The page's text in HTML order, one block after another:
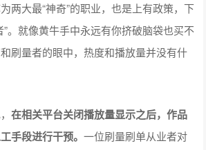
两大最“神奇”的职业，也是上有政策，下
”。就像黄牛手中永远有你挤破脑袋也买不
刷量者的眼中，热度和播放量并没有什
在相关平台关闭播放量显示之后，作品
手段进行干预。一位刷量刷单从业者对